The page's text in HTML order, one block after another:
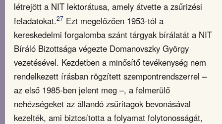
létrejött a NIT lektorátusa, amely átvette a zsűrizési
feladatokat.27 Ezt megelőzően 1953-tól a
kereskedelmi forgalomba szánt tárgyak bírálatát a NIT
Bíráló Bizottsága végezte Domanovszky György
vezetésével. Kezdetben a minősítő tevékenység nem
rendelkezett írásban rögzített szempontrendszerrel –
az első 1985-ben jelent meg –, a felmerülő
nehézségeket az állandó zsűritagok bevonásával
kezelték, ami biztosította a folyamat folytonosságát,